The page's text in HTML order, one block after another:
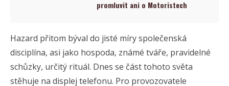
promluvit ani o Motoristech
Hazard přitom býval do jisté míry společenská
disciplína, asi jako hospoda, známé tváře, pravidelné
schůzky, určitý rituál. Dnes se část tohoto světa
stěhuje na displej telefonu. Pro provozovatele